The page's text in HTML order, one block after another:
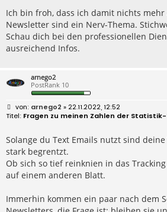
Ich bin froh, dass ich damit nichts
Newsletter sind ein Nerv-Thema.
Schau dich bei den professionellen
ausreichend Infos.
arnego2
PostRank 10
B
e
r
a
g
arnego2 » 22.11.2022, 12:52
Fragen zu meinen Zahlen der
Solange du Text Emails nutzt sind
stark begrentzt.
Ob sich so tief reinknien in das
auf einem anderen Blatt.
Immerhin kommen ein paar nach dem